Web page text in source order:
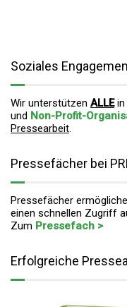
Soziales
Wir unterstützen ALLEin
und Non-Profit-
Pressearbeit.
Pressefächer bei
Pressefächer
einen schnellen Zugriff
Zum Pressefach >
Erfolgreiche